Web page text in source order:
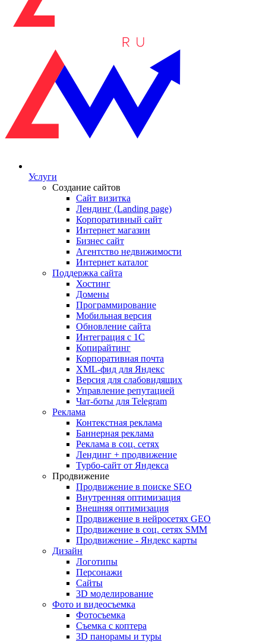
Услуги
Создание сайтов
Сайт визитка
Лендинг (Landing page)
Корпоративный сайт
Интернет магазин
Бизнес сайт
Агентство недвижимости
Интернет каталог
Поддержка сайта
Хостинг
Домены
Программирование
Мобильная версия
Обновление сайта
Интеграция с 1С
Копирайтинг
Корпоративная почта
XML-фид для Яндекс
Версия для слабовидящих
Управление репутацией
Чат-боты для Telegram
Реклама
Контекстная реклама
Баннерная реклама
Реклама в соц. сетях
Лендинг + продвижение
Турбо-сайт от Яндекса
Продвижение
Продвижение в поиске SEO
Внутренняя оптимизация
Внешняя оптимизация
Продвижение в нейросетях GEO
Продвижение в соц. сетях SMM
Продвижение - Яндекс карты
Дизайн
Логотипы
Персонажи
Сайты
3D моделирование
Фото и видеосъемка
Фотосъемка
Съемка с коптера
3D панорамы и туры